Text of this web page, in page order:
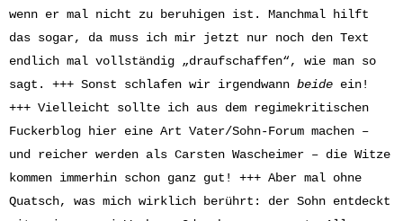
wenn er mal nicht zu beruhigen ist. Manchmal hilft
das sogar, da muss ich mir jetzt nur noch den Text
endlich mal vollständig „draufschaffen“, wie man so
sagt. +++ Sonst schlafen wir irgendwann beide ein!
+++ Vielleicht sollte ich aus dem regimekritischen
Fuckerblog hier eine Art Vater/Sohn-Forum machen –
und reicher werden als Carsten Wascheimer – die Witze
kommen immerhin schon ganz gut! +++ Aber mal ohne
Quatsch, was mich wirklich berührt: der Sohn entdeckt